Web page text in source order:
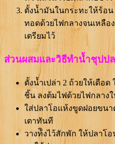
ตั้งน้ำมันในกระทะให้ร้อน
ทอดด้วยไฟกลางจนเหลื
เตรียมไว้
ส่วนผสมและวิธีทำน้ำชุปป
ตั้งน้ำเปล่า 2 ถ้วยให้เดือ
ชิ้น ลงต้มไฟด้วยไฟกลาง
ใส่ปลาโอแห้งขูดฝอยขน
เตาทันที
วางท้ิงไว้สักพัก ให้ปลาโ